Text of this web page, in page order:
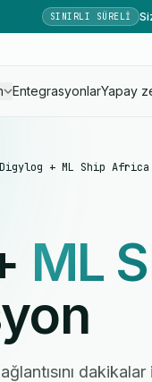
SINIRLI SÜRELI
EntegrasyonlarYapay
Digylog + ML Ship Africa
ML